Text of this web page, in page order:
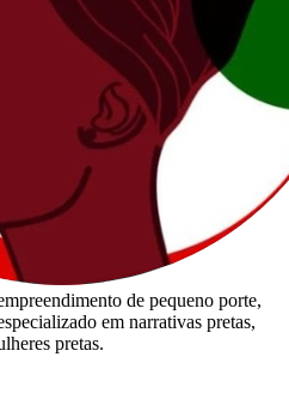
de pequeno porte,
em narrativas pretas,
pretas.